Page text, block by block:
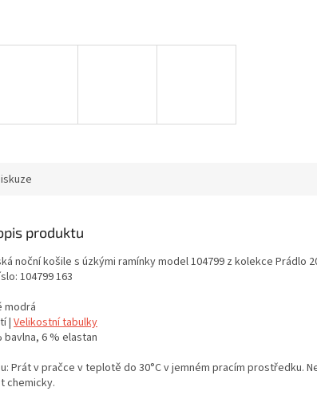
produktu
noční košile s úzkými ramínky model 104799 z kolekce Prádlo
104799 163
modrá
| Velikostní tabulky
bavlna, 6 % elastan
Prát v pračce v teplotě do 30°C v jemném pracím prostředku.
chemicky.